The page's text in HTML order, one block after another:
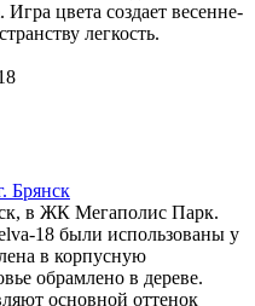
цвета создает весенне-
легкость.
Брянск
в ЖК Мегаполис Парк.
18 были использованы у
в корпусную
обрамлено в дереве.
основной оттенок